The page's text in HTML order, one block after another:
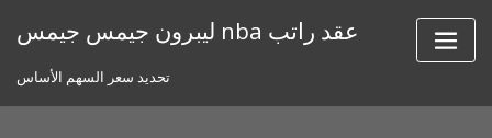
ليبرون جيمس جيمس nba عقد راتب
تحديد سعر السهم الأساس